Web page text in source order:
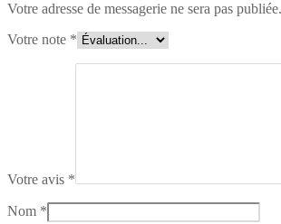
Votre adresse de messagerie ne sera pas publiée.
Votre note *
Votre avis *
Nom *